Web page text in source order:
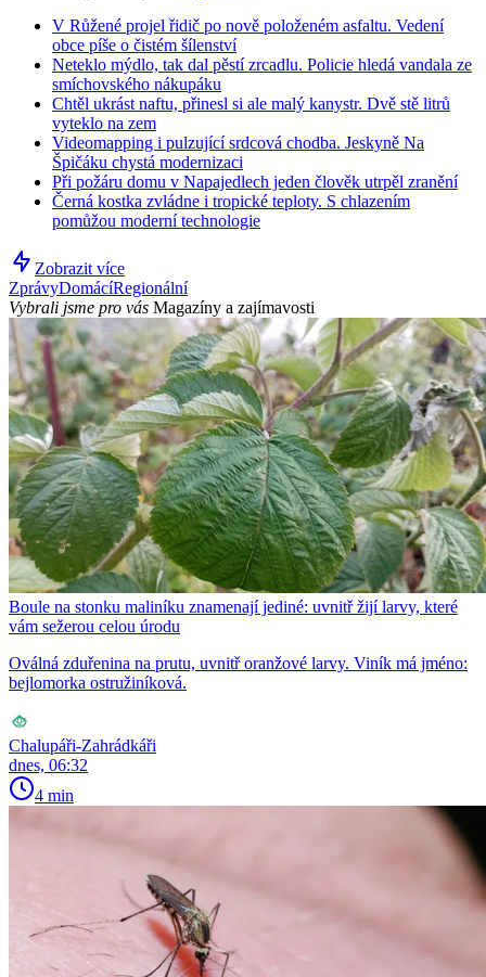
V Růžené projel řidič po nově položeném asfaltu. Vedení
obce píše o čistém šílenství
Neteklo mýdlo, tak dal pěstí zrcadlu. Policie hledá vandala ze
smíchovského nákupáku
Chtěl ukrást naftu, přinesl si ale malý kanystr. Dvě stě litrů
vyteklo na zem
Videomapping i pulzující srdcová chodba. Jeskyně Na
Špičáku chystá modernizaci
Při požáru domu v Napajedlech jeden člověk utrpěl zranění
Černá kostka zvládne i tropické teploty. S chlazením
pomůžou moderní technologie
Zobrazit více
ZprávyDomácíRegionální
Vybrali jsme pro vás Magazíny a zajímavosti
Boule na stonku maliníku znamenají jediné: uvnitř žijí larvy, které
vám sežerou celou úrodu
Oválná zduřenina na prutu, uvnitř oranžové larvy. Viník má jméno:
bejlomorka ostružiníková.
Chalupáři-Zahrádkáři
dnes, 06:32
4 min